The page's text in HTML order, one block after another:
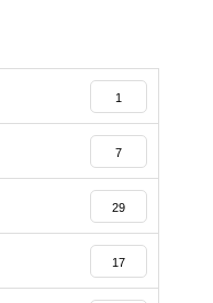
1
7
29
17